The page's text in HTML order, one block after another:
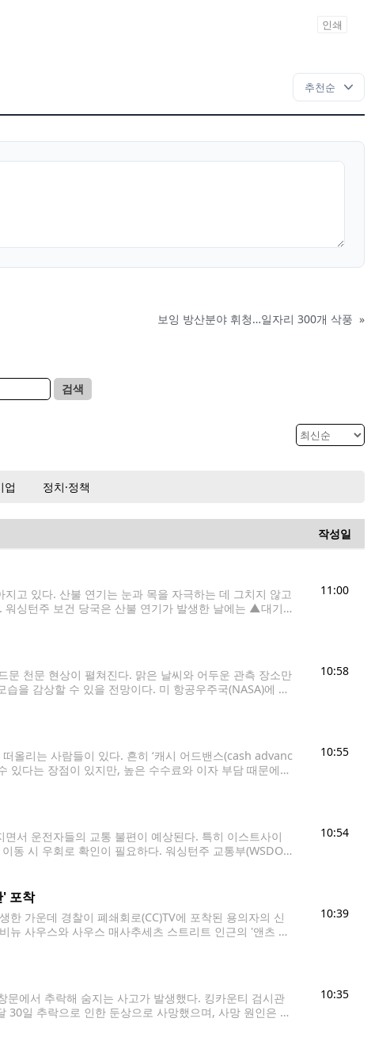
인쇄
보잉 방산분야 휘청…일자리 300개 삭풍 »
검색
업 정치·정책
작성일
고 있다. 산불 연기는 눈과 목을 자극하는 데 그치지 않고
싱턴주 보건 당국은 산불 연기가 발생한 날에는 ▲대기
11:00
천문 현상이 펼쳐진다. 맑은 날씨와 어두운 관측 장소만
을 감상할 수 있을 전망이다. 미 항공우주국(NASA)에 따
10:58
올리는 사람들이 있다. 흔히 ‘캐시 어드밴스(cash advanc
있다는 장점이 있지만, 높은 수수료와 이자 부담 때문에
10:55
서 운전자들의 교통 불편이 예상된다. 특히 이스트사이
동 시 우회로 확인이 필요하다. 워싱턴주 교통부(WSDOT)
10:54
포착
가운데 경찰이 폐쇄회로(CC)TV에 포착된 용의자의 신
사우스와 사우스 매사추세츠 스트리트 인근의 '앤츠 커
10:39
에서 추락해 숨지는 사고가 발생했다. 킹카운티 검시관
일 추락으로 인한 둔상으로 사망했으며, 사망 원인은 사
10:35